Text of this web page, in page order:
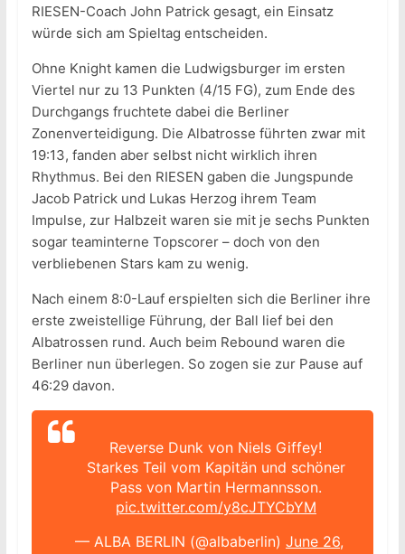
RIESEN-Coach John Patrick gesagt, ein Einsatz
würde sich am Spieltag entscheiden.
Ohne Knight kamen die Ludwigsburger im ersten
Viertel nur zu 13 Punkten (4/15 FG), zum Ende des
Durchgangs fruchtete dabei die Berliner
Zonenverteidigung. Die Albatrosse führten zwar mit
19:13, fanden aber selbst nicht wirklich ihren
Rhythmus. Bei den RIESEN gaben die Jungspunde
Jacob Patrick und Lukas Herzog ihrem Team
Impulse, zur Halbzeit waren sie mit je sechs Punkten
sogar teaminterne Topscorer – doch von den
verbliebenen Stars kam zu wenig.
Nach einem 8:0-Lauf erspielten sich die Berliner ihre
erste zweistellige Führung, der Ball lief bei den
Albatrossen rund. Auch beim Rebound waren die
Berliner nun überlegen. So zogen sie zur Pause auf
46:29 davon.
Reverse Dunk von Niels Giffey!
Starkes Teil vom Kapitän und schöner
Pass von Martin Hermannsson.
pic.twitter.com/y8cJTYCbYM
— ALBA BERLIN (@albaberlin) June 26,